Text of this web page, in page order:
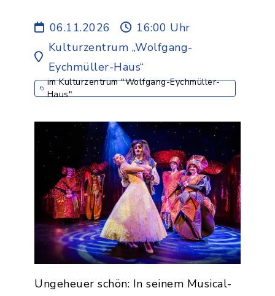
06.11.2026
16:00 Uhr
Kulturzentrum „Wolfgang-
Eychmüller-Haus“
im Kulturzentrum "Wolfgang-Eychmüller-
Haus"
Ungeheuer schön: In seinem Musical-